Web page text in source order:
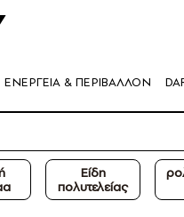
ΕΝΕΡΓΕΙΑ & ΠΕΡΙΒΑΛΛΟΝ
Είδη
πολυτελείας